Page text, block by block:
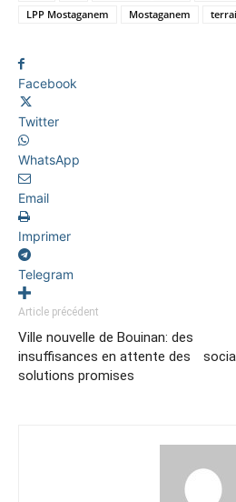
LPP Mostaganem
Mostaganem
Facebook
Twitter
WhatsApp
Email
Imprimer
Telegram
Article précédent
Ville nouvelle de Bouinan: des
insuffisances en attente des
solutions promises